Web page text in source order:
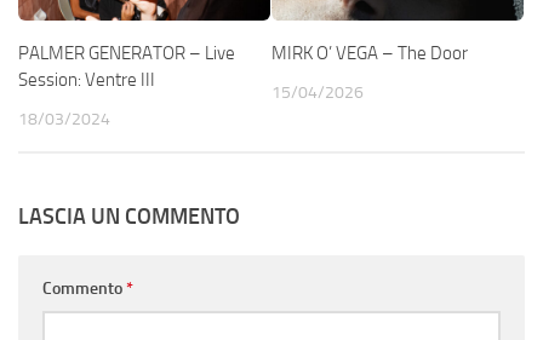
PALMER GENERATOR – Live
Session: Ventre III
18/03/2024
MIRK O’ VEGA – The Door
15/04/2026
LASCIA UN COMMENTO
Commento*